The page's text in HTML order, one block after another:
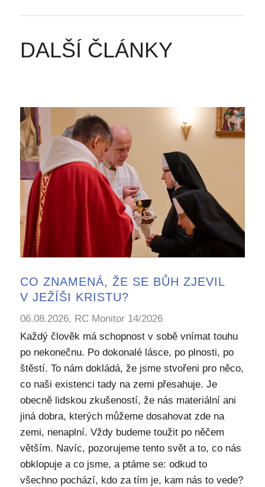
DALŠÍ ČLÁNKY
CO ZNAMENÁ, ŽE SE BŮH ZJEVIL
V JEŽÍŠI KRISTU?
06.08.2026, RC Monitor 14/2026
Každý člověk má schopnost v sobě vnímat touhu
po nekonečnu. Po dokonalé lásce, po plnosti, po
štěstí. To nám dokládá, že jsme stvořeni pro něco,
co naši existenci tady na zemi přesahuje. Je
obecně lidskou zkušeností, že nás materiální ani
jiná dobra, kterých můžeme dosahovat zde na
zemi, nenaplní. Vždy budeme toužit po něčem
větším. Navíc, pozorujeme tento svět a to, co nás
obklopuje a co jsme, a ptáme se: odkud to
všechno pochází, kdo za tím je, kam nás to vede?